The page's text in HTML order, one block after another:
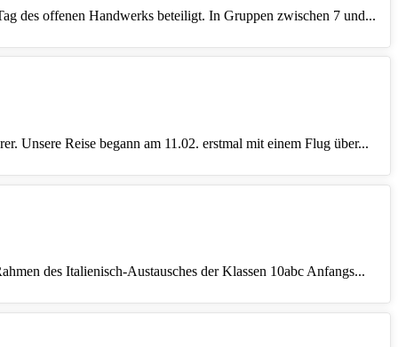
des offenen Handwerks beteiligt. In Gruppen zwischen 7 und...
Unsere Reise begann am 11.02. erstmal mit einem Flug über...
des Italienisch-Austausches der Klassen 10abc Anfangs...